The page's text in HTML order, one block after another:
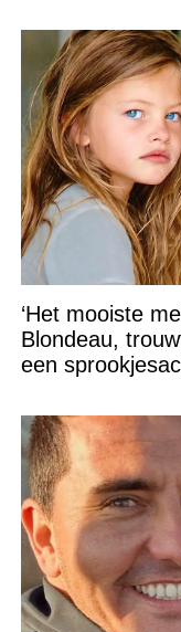
‘Het mooiste
Blondeau,
een